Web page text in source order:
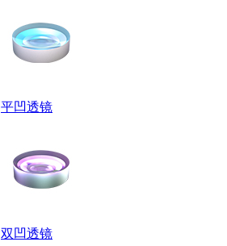
平凹透镜
双凹透镜